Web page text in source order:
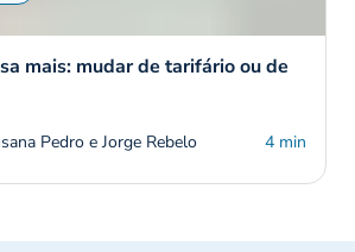
mais: mudar de tarifário ou de
Pedro e Jorge Rebelo 4 min